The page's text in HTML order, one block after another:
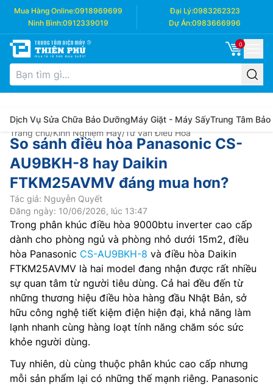
Mua Hàng Online:0918969699 Đại Lý:0983262323
Ninh Bình:0912339019 Dự Án:0983666996
0
Dịch Vụ Sửa Chữa Bảo DưỡngMáy Giặt - Máy SấyTrung Tâm Bảo
Trang chủ/Kinh Nghiệm Hay/Tư vấn Điều Hòa
So sánh điều hòa Panasonic CS-
AU9BKH-8 hay Daikin
FTKM25AVMV đáng mua hơn?
Tác giả: Nguyễn Quyết
Đăng ngày: 10/06/2026, lúc 13:47
Trong phân khúc điều hòa 9000btu inverter cao cấp
dành cho phòng ngủ và phòng nhỏ dưới 15m2, điều
hòa Panasonic CS-AU9BKH-8 và điều hòa Daikin
FTKM25AVMV là hai model đang nhận được rất nhiều
sự quan tâm từ người tiêu dùng. Cả hai đều đến từ
những thương hiệu điều hòa hàng đầu Nhật Bản, sở
hữu công nghệ tiết kiệm điện hiện đại, khả năng làm
lạnh nhanh cùng hàng loạt tính năng chăm sóc sức
khỏe người dùng.
Tuy nhiên, dù cùng thuộc phân khúc cao cấp nhưng
mỗi sản phẩm lại có những thế mạnh riêng. Panasonic